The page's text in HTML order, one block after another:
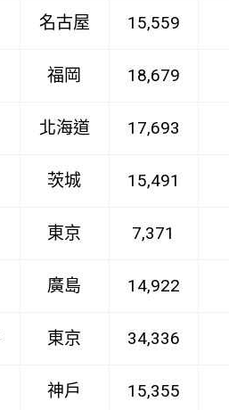
名古屋 15,559
福岡 18,679
北海道 17,693
茨城 15,491
東京 7,371
廣島 14,922
東京 34,336
神戶 15,355